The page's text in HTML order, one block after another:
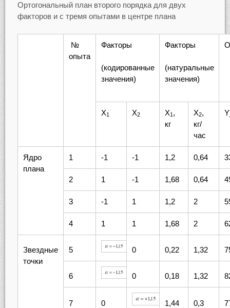
Ортогональный план второго порядка для двух
факторов и с тремя опытами в центре плана
№
опыта
Факторы
(кодированные
значения)
Факторы
(натуральные
значения)
X1 X2 X1 ,
кг
X2,
кг/
час
Ядро
плана
1 -1 -1 1,2 0,64
2 1 -1 1,68 0,64
3 -1 1 1,2 2
4 1 1 1,68 2
Звездные
точки
5 0 0,22 1,32
6 0 0,18 1,32
7 0 1,44 0,3